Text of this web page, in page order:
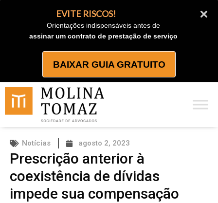
EVITE RISCOS!
Orientações indispensáveis antes de
assinar um contrato de prestação de serviço
BAIXAR GUIA GRATUITO
Notícias agosto 2, 2023
Prescrição anterior à
coexistência de dívidas
impede sua compensação